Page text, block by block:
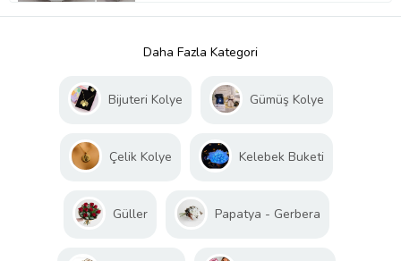
Daha Fazla Kategori
Bijuteri Kolye Gümüş Kolye
Çelik Kolye Kelebek Buketi
Güller Papatya - Gerbera